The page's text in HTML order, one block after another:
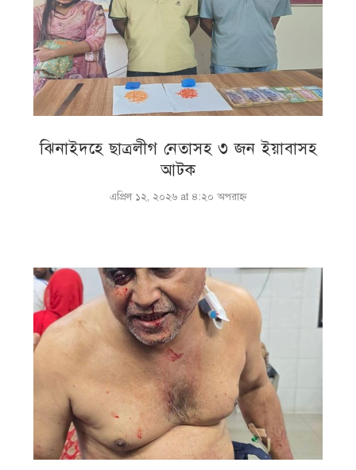
ঝিনাইদহে ছাত্রলীগ নেতাসহ ৩ জন ইয়াবাসহ
আটক
এপ্রিল ১২, ২০২৬ at ৪:২০ অপরাহ্ণ